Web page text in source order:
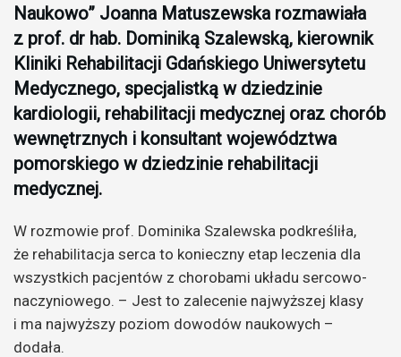
Naukowo” Joanna Matuszewska rozmawiała
z prof. dr hab. Dominiką Szalewską, kierownik
Kliniki Rehabilitacji Gdańskiego Uniwersytetu
Medycznego, specjalistką w dziedzinie
kardiologii, rehabilitacji medycznej oraz chorób
wewnętrznych i konsultant województwa
pomorskiego w dziedzinie rehabilitacji
medycznej.
W rozmowie prof. Dominika Szalewska podkreśliła,
że rehabilitacja serca to konieczny etap leczenia dla
wszystkich pacjentów z chorobami układu sercowo-
naczyniowego. – Jest to zalecenie najwyższej klasy
i ma najwyższy poziom dowodów naukowych –
dodała.